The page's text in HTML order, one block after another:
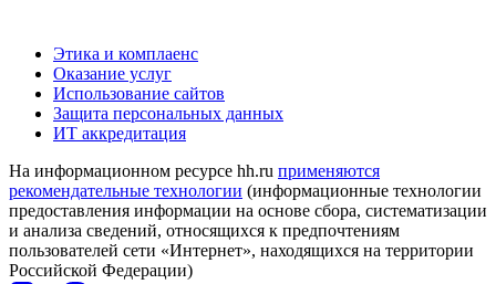
Этика и комплаенс
Оказание услуг
Использование сайтов
Защита персональных данных
ИТ аккредитация
На информационном ресурсе hh.ru применяются
рекомендательные технологии (информационные технологии
предоставления информации на основе сбора, систематизации
и анализа сведений, относящихся к предпочтениям
пользователей сети «Интернет», находящихся на территории
Российской Федерации)